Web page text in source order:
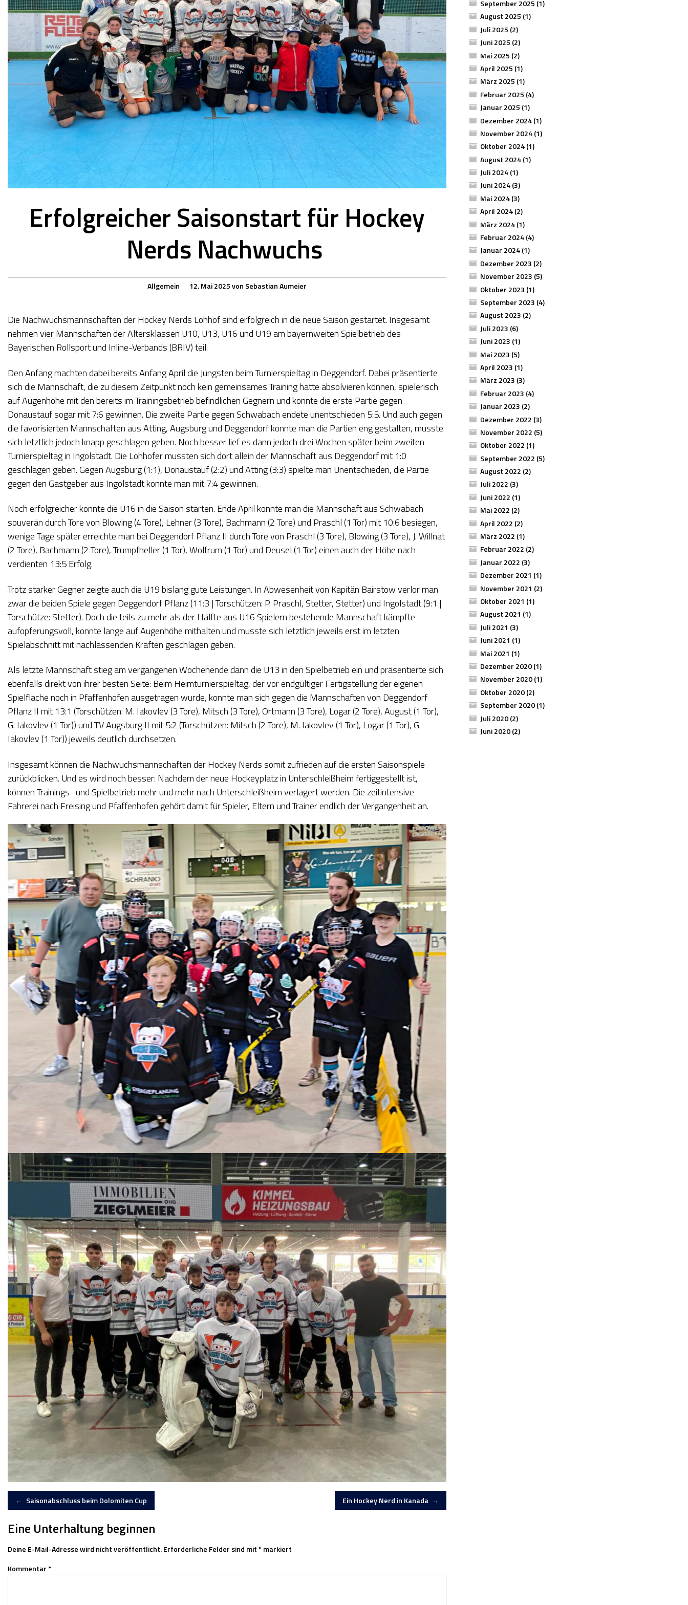
Erfolgreicher Saisonstart für Hockey
Nerds Nachwuchs
Allgemein 12. Mai 2025von Sebastian Aumeier
Die Nachwuchsmannschaften der Hockey Nerds Lohhof sind erfolgreich in die neue Saison gestartet. Insgesamt
nehmen vier Mannschaften der Altersklassen U10, U13, U16 und U19 am bayernweiten Spielbetrieb des
Bayerischen Rollsport und Inline-Verbands (BRIV) teil.
Den Anfang machten dabei bereits Anfang April die Jüngsten beim Turnierspieltag in Deggendorf. Dabei präsentierte
sich die Mannschaft, die zu diesem Zeitpunkt noch kein gemeinsames Training hatte absolvieren können, spielerisch
auf Augenhöhe mit den bereits im Trainingsbetrieb befindlichen Gegnern und konnte die erste Partie gegen
Donaustauf sogar mit 7:6 gewinnen. Die zweite Partie gegen Schwabach endete unentschieden 5:5. Und auch gegen
die favorisierten Mannschaften aus Atting, Augsburg und Deggendorf konnte man die Partien eng gestalten, musste
sich letztlich jedoch knapp geschlagen geben. Noch besser lief es dann jedoch drei Wochen später beim zweiten
Turnierspieltag in Ingolstadt. Die Lohhofer mussten sich dort allein der Mannschaft aus Deggendorf mit 1:0
geschlagen geben. Gegen Augsburg (1:1), Donaustauf (2:2) und Atting (3:3) spielte man Unentschieden, die Partie
gegen den Gastgeber aus Ingolstadt konnte man mit 7:4 gewinnen.
Noch erfolgreicher konnte die U16 in die Saison starten. Ende April konnte man die Mannschaft aus Schwabach
souverän durch Tore von Blowing (4 Tore), Lehner (3 Tore), Bachmann (2 Tore) und Praschl (1 Tor) mit 10:6 besiegen,
wenige Tage später erreichte man bei Deggendorf Pflanz II durch Tore von Praschl (3 Tore), Blowing (3 Tore), J. Willnat
(2 Tore), Bachmann (2 Tore), Trumpfheller (1 Tor), Wolfrum (1 Tor) und Deusel (1 Tor) einen auch der Höhe nach
verdienten 13:5 Erfolg.
Trotz starker Gegner zeigte auch die U19 bislang gute Leistungen. In Abwesenheit von Kapitän Bairstow verlor man
zwar die beiden Spiele gegen Deggendorf Pflanz (11:3 | Torschützen: P. Praschl, Stetter, Stetter) und Ingolstadt (9:1 |
Torschütze: Stetter). Doch die teils zu mehr als der Hälfte aus U16 Spielern bestehende Mannschaft kämpfte
aufopferungsvoll, konnte lange auf Augenhöhe mithalten und musste sich letztlich jeweils erst im letzten
Spielabschnitt mit nachlassenden Kräften geschlagen geben.
Als letzte Mannschaft stieg am vergangenen Wochenende dann die U13 in den Spielbetrieb ein und präsentierte sich
ebenfalls direkt von ihrer besten Seite: Beim Heimturnierspieltag, der vor endgültiger Fertigstellung der eigenen
Spielfläche noch in Pfaffenhofen ausgetragen wurde, konnte man sich gegen die Mannschaften von Deggendorf
Pflanz II mit 13:1 (Torschützen: M. Iakovlev (3 Tore), Mitsch (3 Tore), Ortmann (3 Tore), Logar (2 Tore), August (1 Tor),
G. Iakovlev (1 Tor)) und TV Augsburg II mit 5:2 (Torschützen: Mitsch (2 Tore), M. Iakovlev (1 Tor), Logar (1 Tor), G.
Iakovlev (1 Tor)) jeweils deutlich durchsetzen.
Insgesamt können die Nachwuchsmannschaften der Hockey Nerds somit zufrieden auf die ersten Saisonspiele
zurückblicken. Und es wird noch besser: Nachdem der neue Hockeyplatz in Unterschleißheim fertiggestellt ist,
können Trainings- und Spielbetrieb mehr und mehr nach Unterschleißheim verlagert werden. Die zeitintensive
Fahrerei nach Freising und Pfaffenhofen gehört damit für Spieler, Eltern und Trainer endlich der Vergangenheit an.
Artikel-
Navigation
← Saisonabschluss beim Dolomiten Cup Ein Hockey Nerd in Kanada →
Eine Unterhaltung beginnen
Deine E-Mail-Adresse wird nicht veröffentlicht.Erforderliche Felder sind mit*markiert
Kommentar*
September 2025 (1)
August 2025 (1)
Juli 2025 (2)
Juni 2025 (2)
Mai 2025 (2)
April 2025 (1)
März 2025 (1)
Februar 2025 (4)
Januar 2025 (1)
Dezember 2024(1)
November 2024(1)
Oktober 2024(1)
August 2024(1)
Juli 2024(1)
Juni 2024(3)
Mai 2024(3)
April 2024(2)
März 2024(1)
Februar 2024(4)
Januar 2024(1)
Dezember 2023 (2)
November 2023 (5)
Oktober 2023 (1)
September 2023 (4)
August 2023 (2)
Juli 2023 (6)
Juni 2023 (1)
Mai 2023 (5)
April 2023 (1)
März 2023 (3)
Februar 2023 (4)
Januar 2023 (2)
Dezember 2022 (3)
November 2022 (5)
Oktober 2022 (1)
September 2022 (5)
August 2022 (2)
Juli 2022 (3)
Juni 2022 (1)
Mai 2022 (2)
April 2022 (2)
März 2022 (1)
Februar 2022 (2)
Januar 2022 (3)
Dezember 2021 (1)
November 2021 (2)
Oktober 2021 (1)
August 2021 (1)
Juli 2021 (3)
Juni 2021 (1)
Mai 2021 (1)
Dezember 2020(1)
November 2020(1)
Oktober 2020(2)
September 2020(1)
Juli 2020(2)
Juni 2020(2)